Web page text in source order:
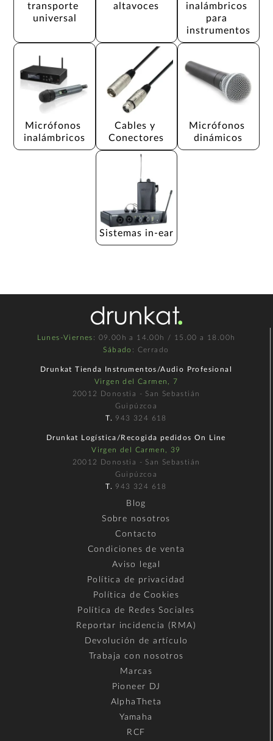
transporte
universal
altavoces
inalámbricos
para
instrumentos
Micrófonos
inalámbricos
Cables y
Conectores
Micrófonos
dinámicos
Sistemas in-ear
Lunes-Viernes : 09.00h a 14.00h / 15.00 a 18.00h
Sábado : Cerrado
Drunkat Tienda Instrumentos/Audio Profesional
Virgen del Carmen, 7
20012 Donostia - San Sebastián
Guipúzcoa
T. 943 324 618
Drunkat Logística/Recogida pedidos On Line
Virgen del Carmen, 39
20012 Donostia - San Sebastián
Guipúzcoa
T. 943 324 618
Blog
Sobre nosotros
Contacto
Condiciones de venta
Aviso legal
Política de privacidad
Política de Cookies
Política de Redes Sociales
Reportar incidencia (RMA)
Devolución de artículo
Trabaja con nosotros
Marcas
Pioneer DJ
AlphaTheta
Yamaha
RCF